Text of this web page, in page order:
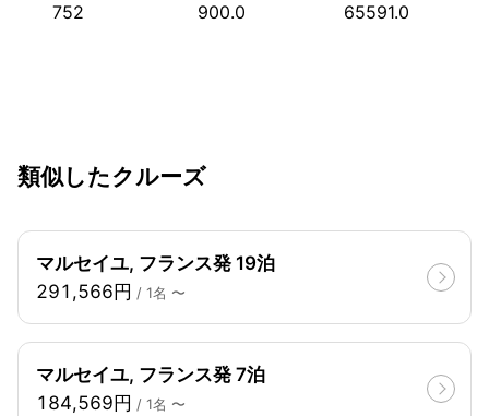
752 900.0 65591.0
類似したクルーズ
マルセイユ, フランス発 19泊
291,566円 / 1名 〜
マルセイユ, フランス発 7泊
184,569円 / 1名 〜